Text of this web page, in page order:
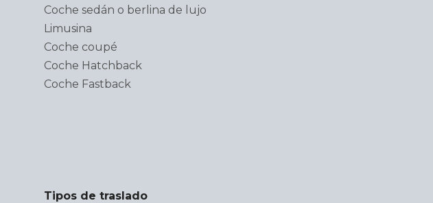
Coche sedán o berlina de lujo
Limusina
Coche coupé
Coche Hatchback
Coche Fastback
Tipos de traslado